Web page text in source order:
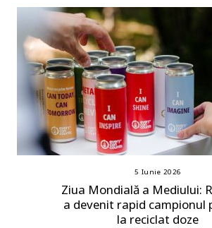
5 Iunie 2026
Ziua Mondială a Mediului:
a devenit rapid campionul
la reciclat doze